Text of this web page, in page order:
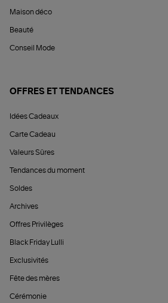
Maison déco
Beauté
Conseil Mode
OFFRES ET TENDANCES
Idées Cadeaux
Carte Cadeau
Valeurs Sûres
Tendances du moment
Soldes
Archives
Offres Privilèges
Black Friday Lulli
Exclusivités
Fête des mères
Cérémonie